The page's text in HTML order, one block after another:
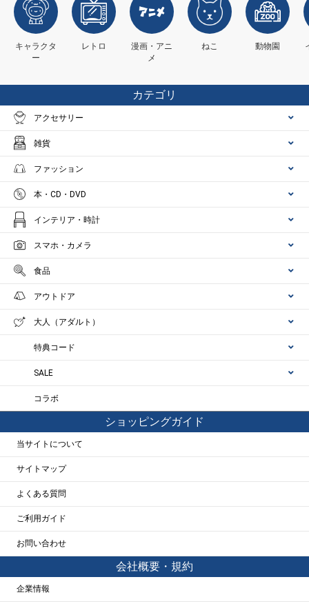
キャラクタ
ー
レトロ
漫画・アニ
メ
ねこ 動物園
カテゴリ
アクセサリー
雑貨
ファッション
本・CD・DVD
インテリア・時計
スマホ・カメラ
食品
アウトドア
大人（アダルト）
特典コード
SALE
コラボ
ショッピングガイド
当サイトについて
サイトマップ
よくある質問
ご利用ガイド
お問い合わせ
会社概要・規約
企業情報